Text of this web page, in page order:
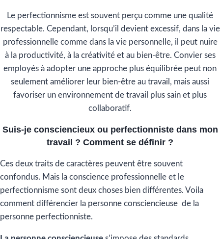
Le perfectionnisme est souvent perçu comme une qualité
respectable. Cependant, lorsqu’il devient excessif, dans la vie
professionnelle comme dans la vie personnelle, il peut nuire
à la productivité, à la créativité et au bien-être. Convier ses
employés à adopter une approche plus équilibrée peut non
seulement améliorer leur bien-être au travail, mais aussi
favoriser un environnement de travail plus sain et plus
collaboratif.
Suis-je consciencieux ou perfectionniste dans mon
travail ? Comment se définir ?
Ces deux traits de caractères peuvent être souvent
confondus. Mais la conscience professionnelle et le
perfectionnisme sont deux choses bien différentes. Voila
comment différencier la personne consciencieuse de la
personne perfectionniste.